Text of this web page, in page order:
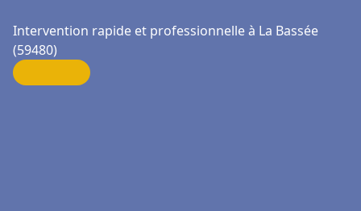
Intervention rapide et professionnelle à La Bassée
(59480)